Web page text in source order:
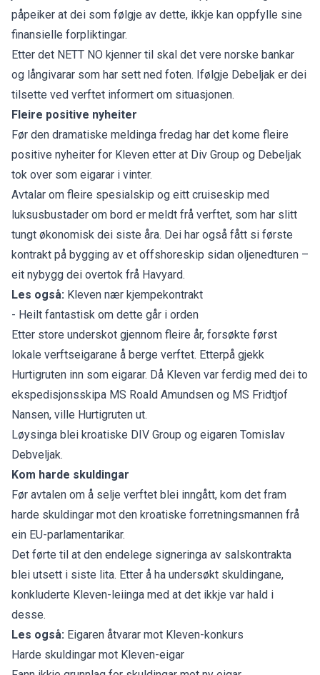
påpeiker at dei som følgje av dette, ikkje kan oppfylle sine
finansielle forpliktingar.
Etter det NETT NO kjenner til skal det vere norske bankar
og långivarar som har sett ned foten. Ifølgje Debeljak er dei
tilsette ved verftet informert om situasjonen.
Fleire positive nyheiter
Før den dramatiske meldinga fredag har det kome fleire
positive nyheiter for Kleven etter at Div Group og Debeljak
tok over som eigarar i vinter.
Avtalar om fleire spesialskip og eitt cruiseskip med
luksusbustader om bord er meldt frå verftet, som har slitt
tungt økonomisk dei siste åra. Dei har også fått si første
kontrakt på bygging av et offshoreskip sidan oljenedturen –
eit nybygg dei overtok frå Havyard.
Les også: Kleven nær kjempekontrakt
- Heilt fantastisk om dette går i orden
Etter store underskot gjennom fleire år, forsøkte først
lokale verftseigarane å berge verftet. Etterpå gjekk
Hurtigruten inn som eigarar. Då Kleven var ferdig med dei to
ekspedisjonsskipa MS Roald Amundsen og MS Fridtjof
Nansen, ville Hurtigruten ut.
Løysinga blei kroatiske DIV Group og eigaren Tomislav
Debveljak.
Kom harde skuldingar
Før avtalen om å selje verftet blei inngått, kom det fram
harde skuldingar mot den kroatiske forretningsmannen frå
ein EU-parlamentarikar.
Det førte til at den endelege signeringa av salskontrakta
blei utsett i siste lita. Etter å ha undersøkt skuldingane,
konkluderte Kleven-leiinga med at det ikkje var hald i
desse.
Les også: Eigaren åtvarar mot Kleven-konkurs
Harde skuldingar mot Kleven-eigar